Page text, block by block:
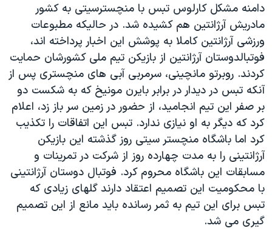
دامنه مشکل کارلوس تبس با منچسترسیتی به کشور
مادریش آرژانتین هم کشیده شد. در حالیکه مطبوعات
ورزشی آرژانتین کاملا به پوشش این اخبار پرداخته اند،
فوتبالدوستان آرژانتین از بازیکن تیم ملی کشورشان حمایت
کردند. روبرتو مانچینی، سرمربی آبی های منچستری پس از
آنکه تبس در دیدار در برابر بایرن مونیخ که به شکست دو
بر صفر این تیم انجامید، از حضور در زمین سر باز زد، اعلام
کرد که دیگر به او نیازی ندارد. تبس این اتفاقات را تکذیب
کرد اما باشگاه منچستر سیتی روز گذشته این بازیکن
آرژانتینی را به مدت چهارده روز از شرکت در تمرینات و
مسابقات این باشگاه محروم کرد. فوتبال دوستان آرژانتینی
با محکومیت این تصمیم اعتقاد دارند گلهای زیادی که
تبس برای این تیم به ثمر رسانده باید مانع از این تصمیم
گیری می شد.